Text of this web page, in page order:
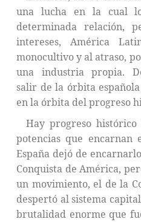
una lucha en la cual
determinada relación,
intereses, América
monocultivo y al atraso,
una industria propia.
salir de la órbita
en la órbita del progreso
Hay progreso
potencias que encarnan
España dejó de
Conquista de América,
un movimiento, el de la
despertó al sistema
brutalidad enorme que